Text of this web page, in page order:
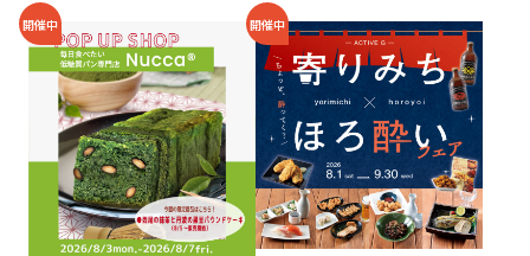
2026年07月
2026年05月
2026年03月
2026年02月
2025年12月
2025年11月
2025年10月
開催中 開催中